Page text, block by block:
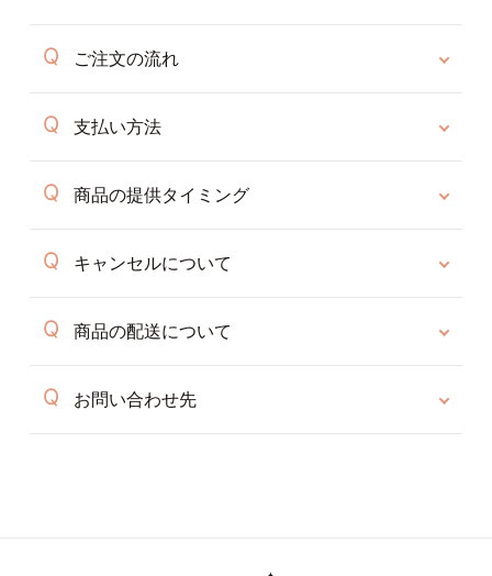
ご注文の流れ
支払い方法
商品の提供タイミング
キャンセルについて
商品の配送について
お問い合わせ先